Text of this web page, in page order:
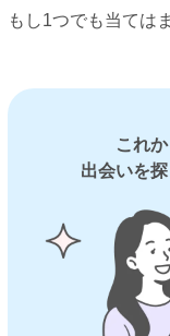
もし1つでも当ては
これ
出会いを